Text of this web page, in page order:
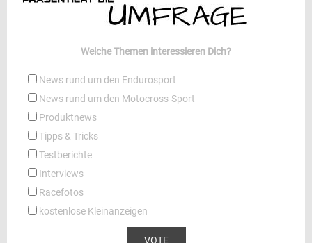
Welche Themen interessieren Dich?
News rund um den Endurosport
News rund um den Motocross-Sport
Produktnews
Tipps & Tricks
Testberichte
Interviews
Racefotos
kostenlose Kleinanzeigen